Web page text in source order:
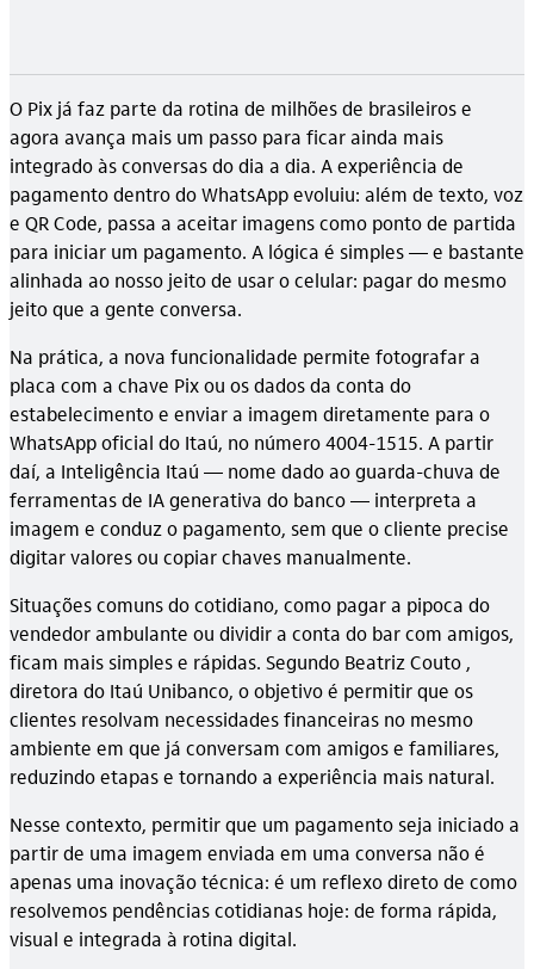
O Pix já faz parte da rotina de milhões de brasileiros e
agora avança mais um passo para ficar ainda mais
integrado às conversas do dia a dia. A experiência de
pagamento dentro do WhatsApp evoluiu: além de texto, voz
e QR Code, passa a aceitar imagens como ponto de partida
para iniciar um pagamento. A lógica é simples — e bastante
alinhada ao nosso jeito de usar o celular: pagar do mesmo
jeito que a gente conversa.
Na prática, a nova funcionalidade permite fotografar a
placa com a chave Pix ou os dados da conta do
estabelecimento e enviar a imagem diretamente para o
WhatsApp oficial do Itaú, no número 4004-1515. A partir
daí, a Inteligência Itaú — nome dado ao guarda-chuva de
ferramentas de IA generativa do banco — interpreta a
imagem e conduz o pagamento, sem que o cliente precise
digitar valores ou copiar chaves manualmente.
Situações comuns do cotidiano, como pagar a pipoca do
vendedor ambulante ou dividir a conta do bar com amigos,
ficam mais simples e rápidas. Segundo Beatriz Couto ,
diretora do Itaú Unibanco, o objetivo é permitir que os
clientes resolvam necessidades financeiras no mesmo
ambiente em que já conversam com amigos e familiares,
reduzindo etapas e tornando a experiência mais natural.
Nesse contexto, permitir que um pagamento seja iniciado a
partir de uma imagem enviada em uma conversa não é
apenas uma inovação técnica: é um reflexo direto de como
resolvemos pendências cotidianas hoje: de forma rápida,
visual e integrada à rotina digital.